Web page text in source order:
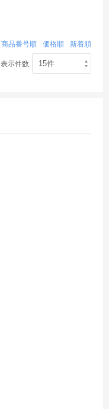
商品番号順 価格順 新着順
表示件数